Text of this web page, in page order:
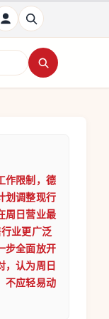
作限制，德
划调整现行
周日营业最
业更广泛
步全面放开
，认为周日
不应轻易动